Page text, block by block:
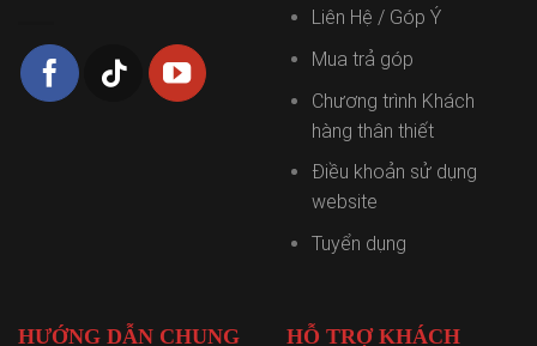
Liên Hệ / Góp Ý
Mua trả góp
Chương trình Khách
hàng thân thiết
Điều khoản sử dụng
website
Tuyển dụng
HƯỚNG DẪN CHUNG HỖ TRỢ KHÁCH